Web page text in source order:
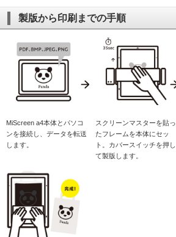
製版から印刷までの手順
MiScreen a4本体とパソコ
ンを接続し、データを転送
します。
スクリーンマスターを貼っ
たフレームを本体にセッ
ト。カバースイッチを押し
て製版します。